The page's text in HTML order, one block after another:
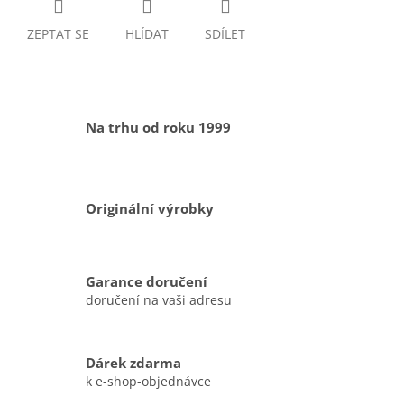
ZEPTAT SE HLÍDAT SDÍLET
Na trhu od roku 1999
Originální výrobky
Garance doručení
doručení na vaši adresu
Dárek zdarma
k e-shop-objednávce